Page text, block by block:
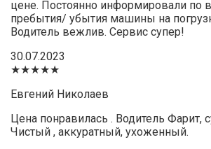
цене. Постоянно информировали по
пребытия/ убытия машины на
Водитель вежлив. Сервис супер!
30.07.2023
★★★★★
Евгений Николаев
Цена понравилась . Водитель Фарит,
Чистый , аккуратный, ухоженный.